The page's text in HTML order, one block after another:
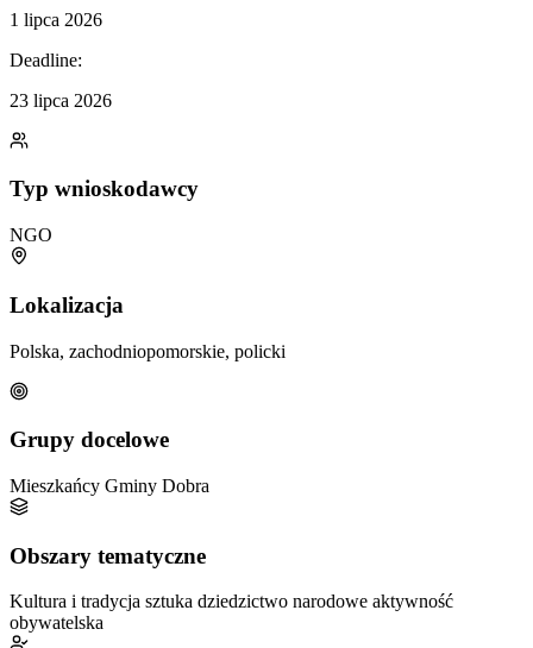
1 lipca 2026
Deadline:
23 lipca 2026
Typ wnioskodawcy
NGO
Lokalizacja
Polska, zachodniopomorskie, policki
Grupy docelowe
Mieszkańcy Gminy Dobra
Obszary tematyczne
Kultura i tradycja sztuka dziedzictwo narodowe aktywność
obywatelska